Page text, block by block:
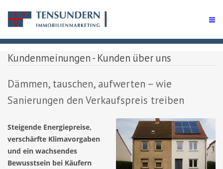
Kundenmeinungen - Kunden über uns
Dämmen, tauschen, aufwerten – wie
Sanierungen den Verkaufspreis treiben
Steigende Energiepreise,
verschärfte Klimavorgaben
und ein wachsendes
Bewusstsein bei Käufern